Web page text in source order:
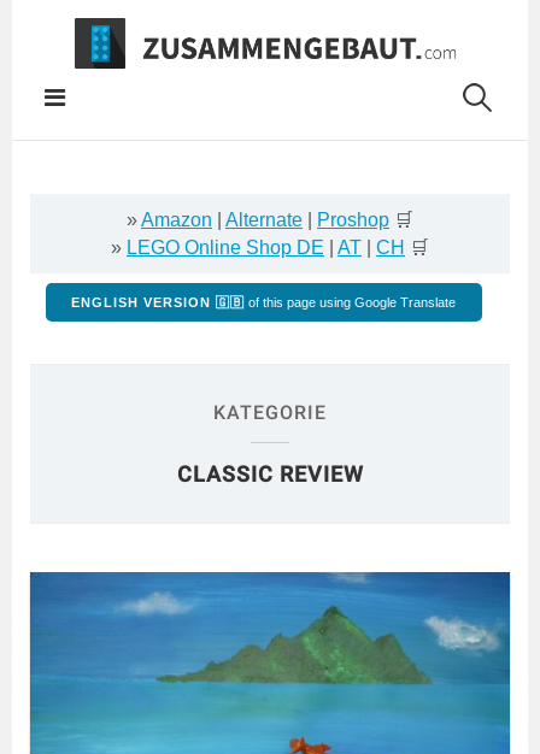
Springe
Inhalt
»Amazon Alternate Proshop 🛒
» LEGO Online Shop DE AT CH 🛒
ENGLISH VERSION 🇬🇧 of this page using Google Translate
KATEGORIE
CLASSIC REVIEW